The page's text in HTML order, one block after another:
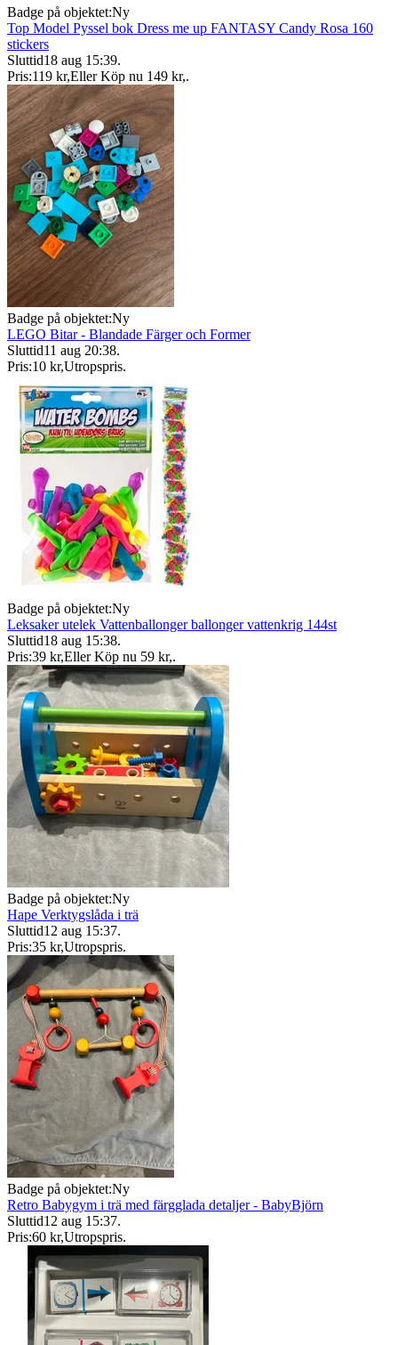
Badge på objektet:Ny
Top Model Pyssel bok Dress me up FANTASY Candy Rosa 160
stickers
Sluttid18 aug 15:39.
Pris:119 kr,Eller Köp nu 149 kr,.
Badge på objektet:Ny
LEGO Bitar - Blandade Färger och Former
Sluttid11 aug 20:38.
Pris:10 kr,Utropspris.
Badge på objektet:Ny
Leksaker utelek Vattenballonger ballonger vattenkrig 144st
Sluttid18 aug 15:38.
Pris:39 kr,Eller Köp nu 59 kr,.
Badge på objektet:Ny
Hape Verktygslåda i trä
Sluttid12 aug 15:37.
Pris:35 kr,Utropspris.
Badge på objektet:Ny
Retro Babygym i trä med färgglada detaljer - BabyBjörn
Sluttid12 aug 15:37.
Pris:60 kr,Utropspris.